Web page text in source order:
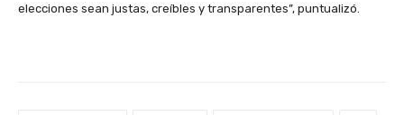
elecciones sean justas, creíbles y transparentes”, puntualizó.